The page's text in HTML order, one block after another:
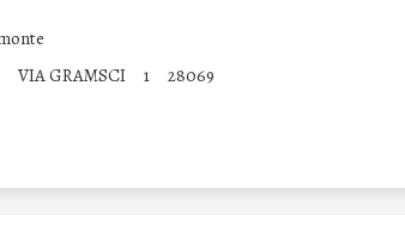
VIA GRAMSCI 1 28069